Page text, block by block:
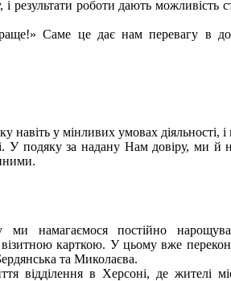
результати роботи дають можливість
Саме це дає нам перевагу в
навіть у мінливих умовах діяльності, і
У подяку за надану Нам довіру, ми й
намагаємося постійно
карткою. У цьому вже
та Миколаєва.
відділення в Херсоні, де жителі